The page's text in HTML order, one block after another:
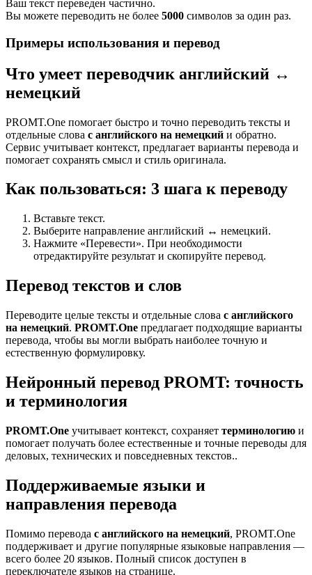
Ваш текст переведен частично.
Вы можете переводить не более 5000 символов за один раз.
Примеры использования и перевод
Что умеет переводчик английский ↔
немецкий
PROMT.One помогает быстро и точно переводить тексты и
отдельные слова с английского на немецкий и обратно.
Сервис учитывает контекст, предлагает варианты перевода и
помогает сохранять смысл и стиль оригинала.
Как пользоваться: 3 шага к переводу
Вставьте текст.
Выберите направление английский ↔ немецкий.
Нажмите «Перевести». При необходимости
отредактируйте результат и скопируйте перевод.
Перевод текстов и слов
Переводите целые тексты и отдельные слова с английского
на немецкий. PROMT.One предлагает подходящие варианты
перевода, чтобы вы могли выбрать наиболее точную и
естественную формулировку.
Нейронный перевод PROMT: точность
и терминология
PROMT.One учитывает контекст, сохраняет терминологию и
помогает получать более естественные и точные переводы для
деловых, технических и повседневных текстов..
Поддерживаемые языки и
направления перевода
Помимо перевода с английского на немецкий, PROMT.One
поддерживает и другие популярные языковые направления —
всего более 20 языков. Полный список доступен в
переключателе языков на странице.